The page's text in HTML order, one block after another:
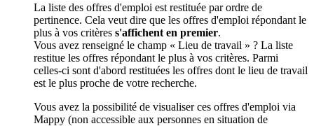
La liste des offres d'emploi est restituée par ordre de
pertinence. Cela veut dire que les offres d'emploi répondant le
plus à vos critères s'affichent en premier.
Vous avez renseigné le champ « Lieu de travail » ? La liste
restitue les offres répondant le plus à vos critères. Parmi
celles-ci sont d'abord restituées les offres dont le lieu de travail
est le plus proche de votre recherche.
Vous avez la possibilité de visualiser ces offres d'emploi via
Mappy (non accessible aux personnes en situation de